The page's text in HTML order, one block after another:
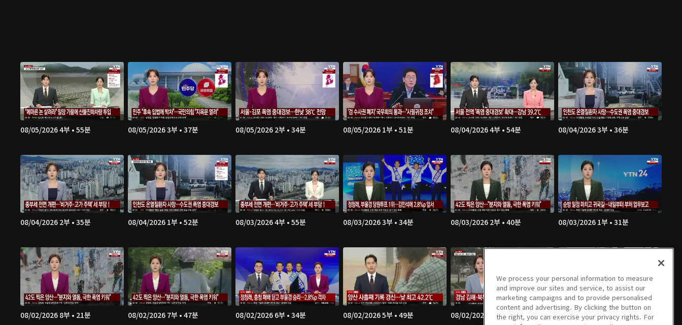
08/05/2026 4부 • 55분 08/05/2026 3부 • 37분 08/05/2026 2부 • 34분 08/05/2026 1부 • 51분 08/04/2026 4부 • 54분 08/04/2026 3부 • 36분
08/04/2026 2부 • 35분 08/04/2026 1부 • 52분 08/03/2026 4부 • 55분 08/03/2026 3부 • 34분 08/03/2026 2부 • 40분 08/03/2026 1부 • 31분
08/02/2026 8부 • 21분 08/02/2026 7부 • 47분 08/02/2026 6부 • 34분 08/02/2026 5부 • 49분 08/02/2026 4부 • 47분 08/02/2026 3부 • 36분
We process your personal information to measure
and improve our sites and service, to assist our
marketing campaigns and to provide personalised
content and advertising. By clicking the button on
the right, you can exercise your privacy rights. For